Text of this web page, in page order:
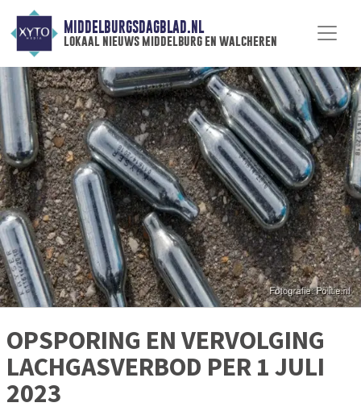
MIDDELBURGSDAGBLAD.NL
lokaal nieuws middelburg en walcheren
OPSPORING EN VERVOLGING
LACHGASVERBOD PER 1 JULI
2023